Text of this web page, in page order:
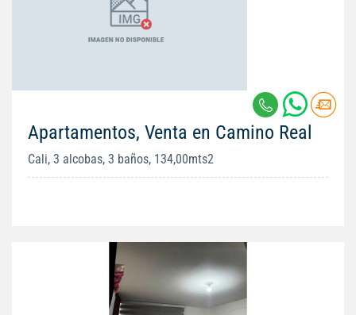
Apartamentos, Venta en Camino Real
Cali, 3 alcobas, 3 baños, 134,00mts2